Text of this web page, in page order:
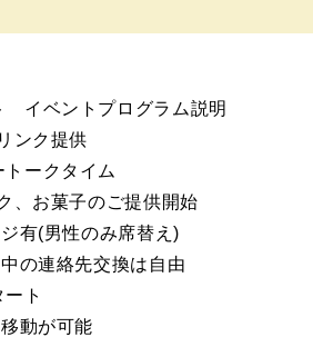
イベントプログラム説明
ク提供
ークタイム
子のご提供開始
有(男性のみ席替え)
の連絡先交換は自由
ト
動が可能